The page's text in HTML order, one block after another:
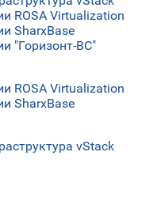
ROSA Virtualization
SharxBase
"Горизонт-ВС"
ROSA Virtualization
SharxBase
vStack